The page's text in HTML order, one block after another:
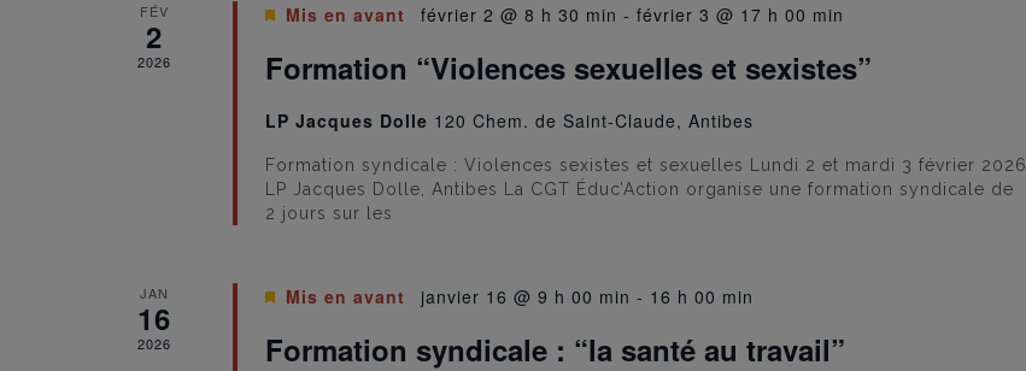
FÉV
2
2026
Mis en avant février 2 @ 8 h 30 min - février 3 @ 17 h 00 min
Formation “Violences sexuelles et sexistes”
LP Jacques Dolle 120 Chem. de Saint-Claude, Antibes
Formation syndicale : Violences sexistes et sexuelles Lundi 2 et mardi 3 février 2026
LP Jacques Dolle, Antibes La CGT Éduc’Action organise une formation syndicale de
2 jours sur les
JAN
16
2026
Mis en avant janvier 16 @ 9 h 00 min - 16 h 00 min
Formation syndicale : “la santé au travail”